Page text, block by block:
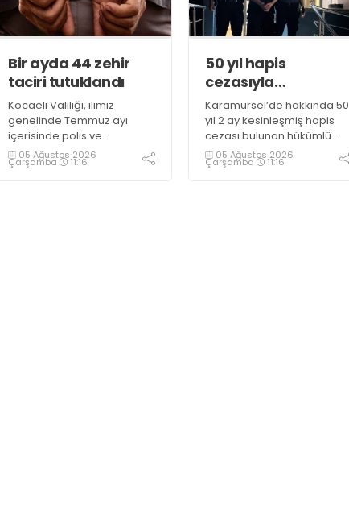
Bir ayda 44 zehir
taciri tutuklandı
Kocaeli Valiliği, ilimiz
genelinde Temmuz ayı
içerisinde polis ve
jandarma ekiplerince
uyuşturucu ile mücadele
05 Ağustos 2026
Çarşamba 11:16
50 yıl hapis
cezasıyla
aranıyordu,
yakalandı
Karamürsel’de hakkında 50
yıl 2 ay kesinleşmiş hapis
cezası bulunan hükümlü
operasyonla gözaltına
alındı
05 Ağustos 2026
Çarşamba 11:16